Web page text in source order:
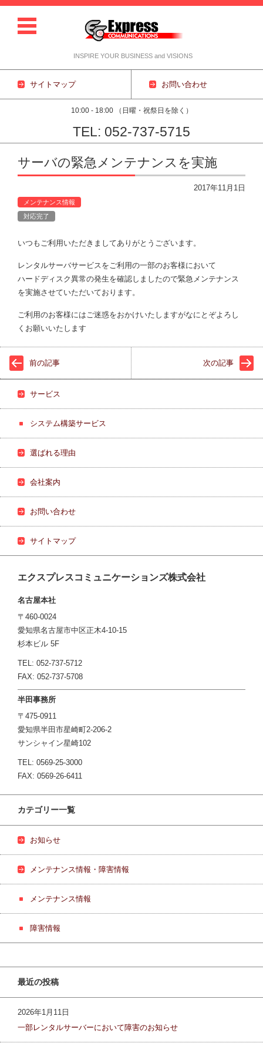
INSPIRE YOUR BUSINESS and VISIONS
サイトマップ お問い合わせ
10:00 - 18:00 （日曜・祝祭日を除く）
TEL: 052-737-5715
コンテンツに移動
サーバの緊急メンテナンスを実施
2017年11月1日
メンテナンス情報
対応完了
いつもご利用いただきましてありがとうございます。
レンタルサーバサービスをご利用の一部のお客様において
ハードディスク異常の発生を確認しましたので緊急メンテナンス
を実施させていただいております。
ご利用のお客様にはご迷惑をおかけいたしますがなにとぞよろし
くお願いいたします
前の記事 次の記事
サービス
システム構築サービス
選ばれる理由
会社案内
お問い合わせ
サイトマップ
エクスプレスコミュニケーションズ株式会社
名古屋本社
〒460-0024
愛知県名古屋市中区正木4-10-15
杉本ビル 5F
TEL: 052-737-5712
FAX: 052-737-5708
半田事務所
〒475-0911
愛知県半田市星崎町2-206-2
サンシャイン星崎102
TEL: 0569-25-3000
FAX: 0569-26-6411
カテゴリー一覧
お知らせ
メンテナンス情報・障害情報
メンテナンス情報
障害情報
最近の投稿
2026年1月11日
一部レンタルサーバーにおいて障害のお知らせ